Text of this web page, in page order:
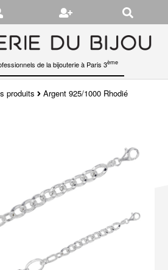
de la bijouterie à Paris 3ème
produits Argent 925/1000 Rhodié
de cookies